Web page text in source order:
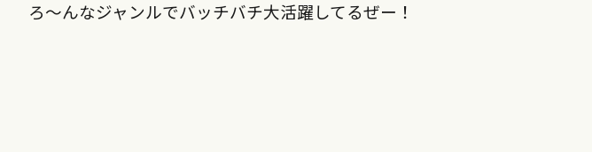
ろ〜んなジャンルでバッチバチ大活躍してるぜー！